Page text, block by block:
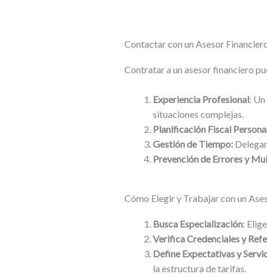
Contactar con un Asesor
Contratar a un asesor financiero
Experiencia Profesional:
situaciones complejas.
Planificación Fiscal
Gestión de Tiempo:
Prevención de Errores y
Cómo Elegir y Trabajar con un
Busca Especialización:
Verifica Credenciales y
Define Expectativas y
la estructura de tarifas.